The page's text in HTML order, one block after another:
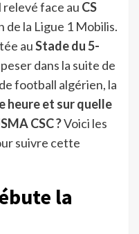
relevé face au CS
de la Ligue 1 Mobilis.
auStade du 5-
dans la suite de
football algérien, la
heure et sur quelle
CSC ?Voici les
suivre cette
la